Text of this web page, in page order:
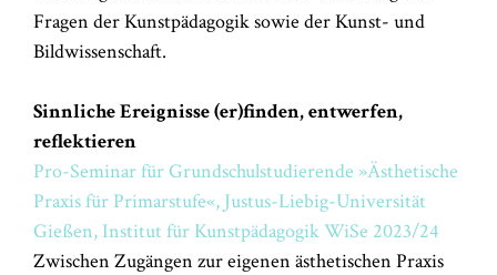
Fragen der Kunstpädagogik sowie der Kunst- und
Bildwissenschaft.
Sinnliche Ereignisse (er)finden, entwerfen,
reflektieren
Pro-Seminar für Grundschulstudierende »Ästhetische
Praxis für Primarstufe«, Justus-Liebig-Universität
Gießen, Institut für Kunstpädagogik WiSe 2023/24
Zwischen Zugängen zur eigenen ästhetischen Praxis